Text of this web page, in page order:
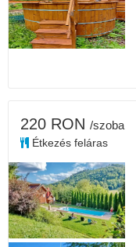
220 RON /szoba
Étkezés feláras